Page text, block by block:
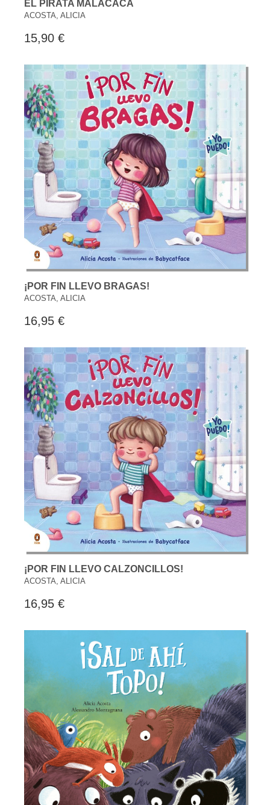
EL PIRATA MALACACA
ACOSTA, ALICIA
15,90 €
¡POR FIN LLEVO BRAGAS!
ACOSTA, ALICIA
16,95 €
¡POR FIN LLEVO CALZONCILLOS!
ACOSTA, ALICIA
16,95 €